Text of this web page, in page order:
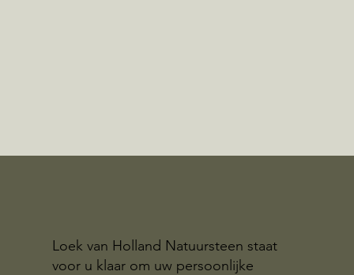
Loek van Holland Natuursteen staat
voor u klaar om uw persoonlijke